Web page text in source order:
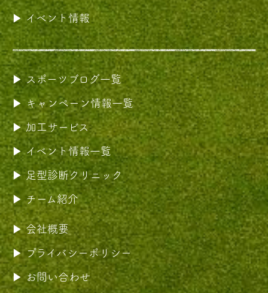
イベント情報
スポーツブログ一覧
キャンペーン情報一覧
加工サービス
イベント情報一覧
足型診断クリニック
チーム紹介
会社概要
プライバシーポリシー
お問い合わせ